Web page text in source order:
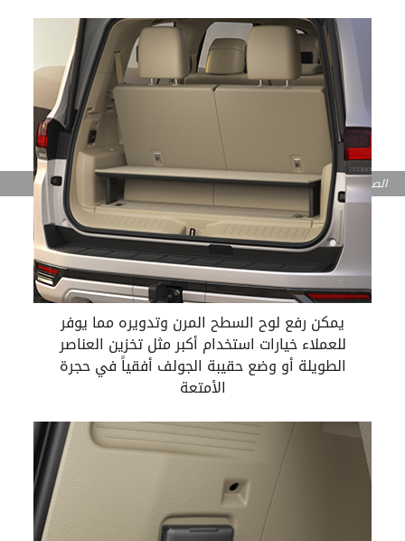
الصورة آعلاه للتوضيح فقط قد تختلف الصور والألوان
يمكن رفع لوح السطح المرن وتدويره مما يوفر
للعملاء خيارات استخدام أكبر مثل تخزين العناصر
الطويلة أو وضع حقيبة الجولف أفقياً في حجرة
الأمتعة